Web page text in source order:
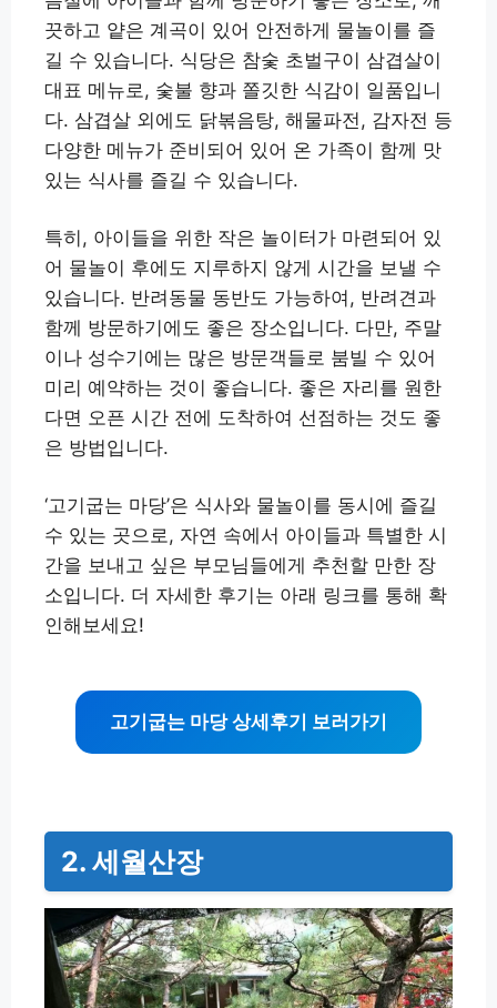
끗하고 얕은 계곡이 있어 안전하게 물놀이를 즐
길 수 있습니다. 식당은 참숯 초벌구이 삼겹살이
대표 메뉴로, 숯불 향과 쫄깃한 식감이 일품입니
다. 삼겹살 외에도 닭볶음탕, 해물파전, 감자전 등
다양한 메뉴가 준비되어 있어 온 가족이 함께 맛
있는 식사를 즐길 수 있습니다.
특히, 아이들을 위한 작은 놀이터가 마련되어 있
어 물놀이 후에도 지루하지 않게 시간을 보낼 수
있습니다. 반려동물 동반도 가능하여, 반려견과
함께 방문하기에도 좋은 장소입니다. 다만, 주말
이나 성수기에는 많은 방문객들로 붐빌 수 있어
미리 예약하는 것이 좋습니다. 좋은 자리를 원한
다면 오픈 시간 전에 도착하여 선점하는 것도 좋
은 방법입니다.
‘고기굽는 마당’은 식사와 물놀이를 동시에 즐길
수 있는 곳으로, 자연 속에서 아이들과 특별한 시
간을 보내고 싶은 부모님들에게 추천할 만한 장
소입니다. 더 자세한 후기는 아래 링크를 통해 확
인해보세요!
고기굽는 마당 상세후기 보러가기
2. 세월산장